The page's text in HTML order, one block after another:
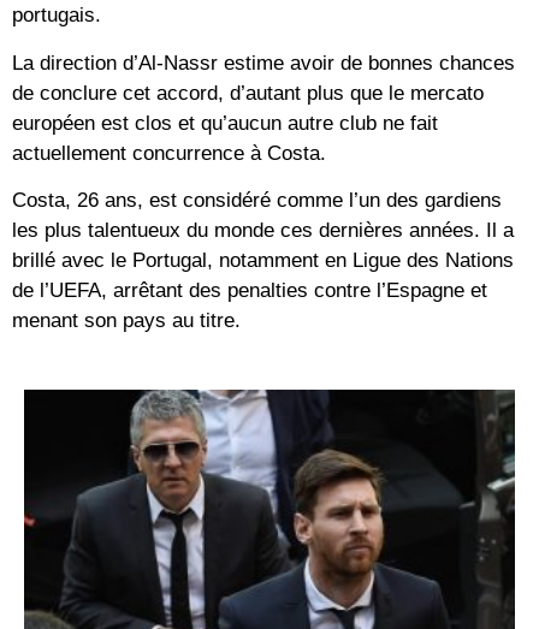
portugais.
La direction d’Al-Nassr estime avoir de bonnes chances
de conclure cet accord, d’autant plus que le mercato
européen est clos et qu’aucun autre club ne fait
actuellement concurrence à Costa.
Costa, 26 ans, est considéré comme l’un des gardiens
les plus talentueux du monde ces dernières années. Il a
brillé avec le Portugal, notamment en Ligue des Nations
de l’UEFA, arrêtant des penalties contre l’Espagne et
menant son pays au titre.